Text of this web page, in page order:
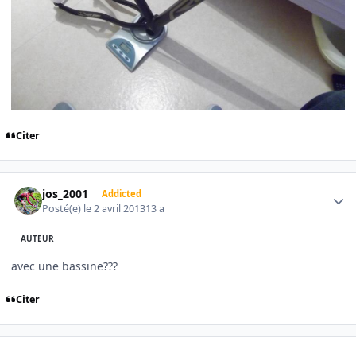
Citer
jos_2001 Addicted
Posté(e) le 2 avril 201313 a
AUTEUR
avec une bassine???
Citer